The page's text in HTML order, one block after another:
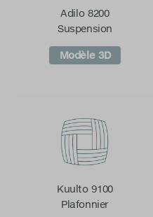
Adilo 8200
Suspension
Modèle 3D
Kuulto 9100
Plafonnier